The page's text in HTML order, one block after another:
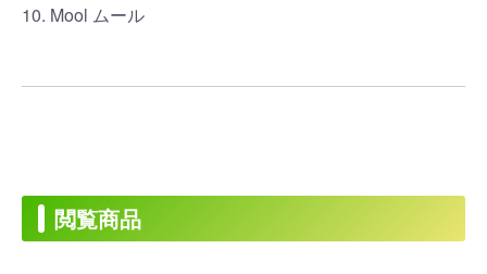
10. Mool ムール
閲覧商品